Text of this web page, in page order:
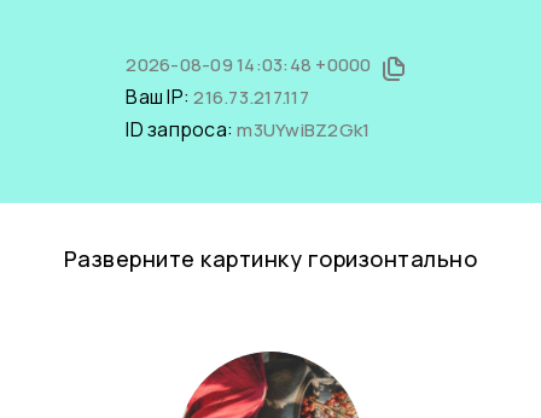
2026-08-09 14:03:48 +0000
Ваш IP:216.73.217.117
ID запроса:m3UYwiBZ2Gk1
Разверните картинку горизонтально